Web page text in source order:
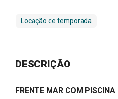
Locação de temporada
DESCRIÇÃO
FRENTE MAR COM PISCINA